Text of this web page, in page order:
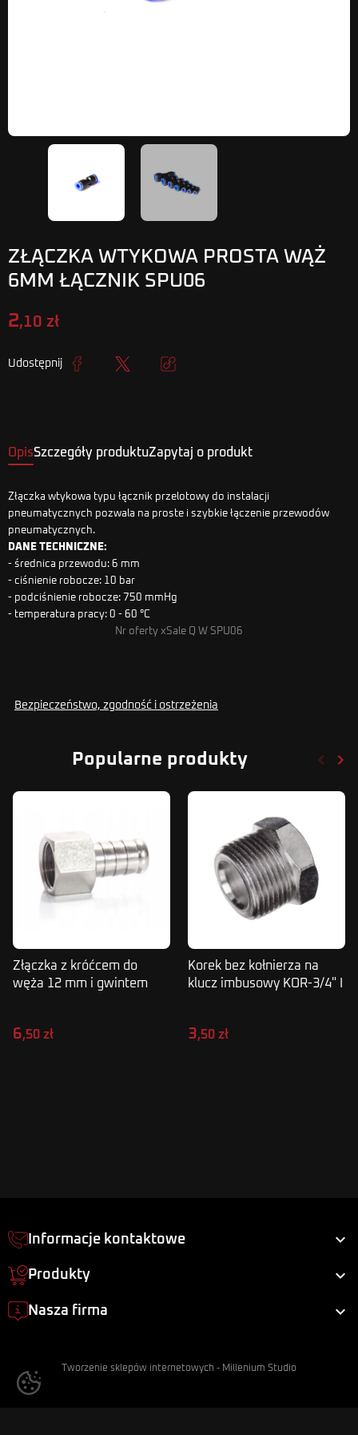
ZŁĄCZKA WTYKOWA PROSTA WĄŻ
6MM ŁĄCZNIK SPU06
2,10 zł
Udostępnij
OpisSzczegóły produktuZapytaj o produkt
Złączka wtykowa typu łącznik przelotowy do instalacji
pneumatycznych pozwala na proste i szybkie łączenie przewodów
pneumatycznych.
DANE TECHNICZNE:
- średnica przewodu: 6 mm
- ciśnienie robocze: 10 bar
- podciśnienie robocze: 750 mmHg
- temperatura pracy: 0 - 60 °C
Nr oferty xSale Q W SPU06
Bezpieczeństwo, zgodność i ostrzeżenia
Popularne produkty keyboard_arrow_left keyboard_arrow_right
Złączka z króćcem do
węża 12 mm i gwintem
6,50 zł
Korek bez kołnierza na
klucz imbusowy KOR-3/4" I
3,50 zł
Informacje kontaktowe 
Produkty 
Nasza firma 
Tworzenie sklepów internetowych - Millenium Studio